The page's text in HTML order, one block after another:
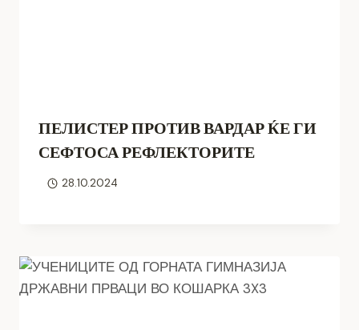
ПЕЛИСТЕР ПРОТИВ ВАРДАР ЌЕ ГИ
СЕФТОСА РЕФЛЕКТОРИТЕ
28.10.2024